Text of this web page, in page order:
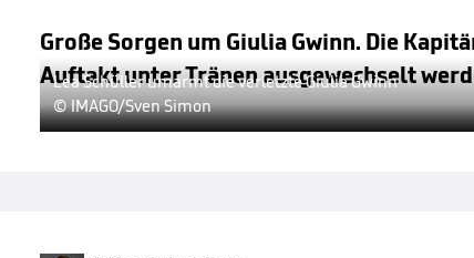
Große Sorgen um Giulia Gwinn. Die
Auftakt unter Tränen ausgewechselt
Lea Schüller umarmt die verletzte Giulia Gwinn
© IMAGO/Sven Simon